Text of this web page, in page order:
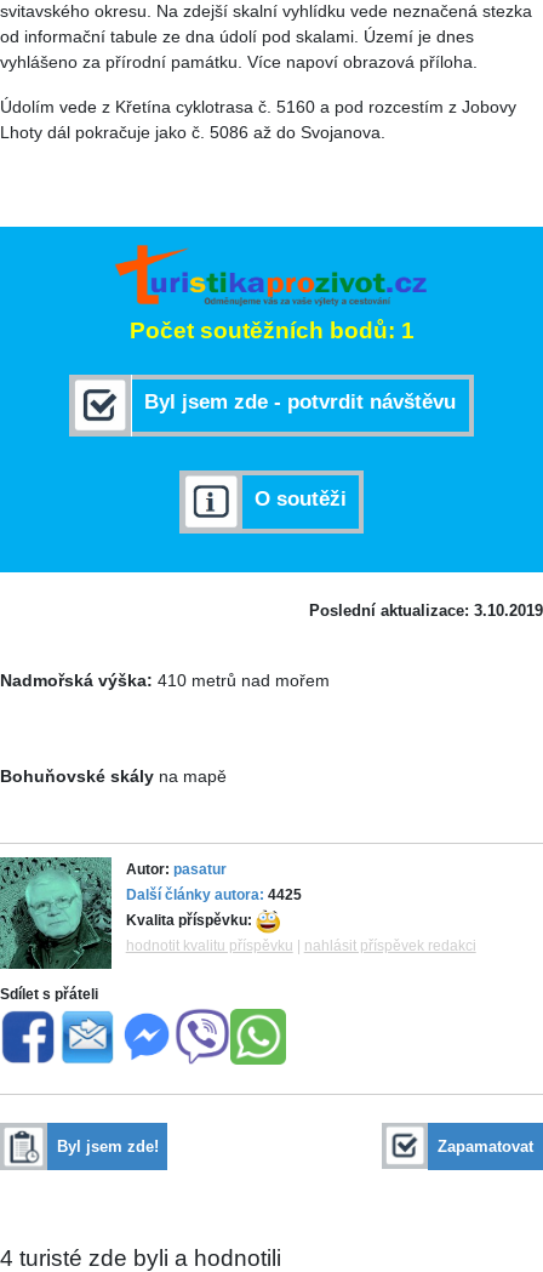
svitavského okresu. Na zdejší skalní vyhlídku vede neznačená stezka
od informační tabule ze dna údolí pod skalami. Území je dnes
vyhlášeno za přírodní památku. Více napoví obrazová příloha.
Údolím vede z Křetína cyklotrasa č. 5160 a pod rozcestím z Jobovy
Lhoty dál pokračuje jako č. 5086 až do Svojanova.
Počet soutěžních bodů: 1
Byl jsem zde - potvrdit návštěvu
O soutěži
Poslední aktualizace: 3.10.2019
Nadmořská výška: 410 metrů nad mořem
Bohuňovské skály na mapě
Autor: pasatur
Další články autora: 4425
Kvalita příspěvku:
hodnotit kvalitu příspěvku
nahlásit příspěvek redakci
Sdílet s přáteli
Byl jsem zde! Zapamatovat
4 turisté zde byli a hodnotili